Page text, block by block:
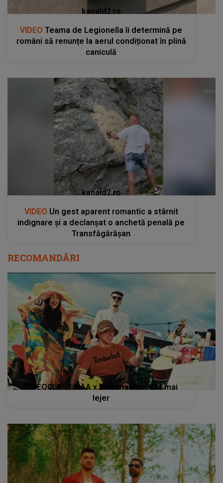
kanald2.ro
VIDEO Teama de Legionella îi determină pe
români să renunțe la aerul condiționat în plină
caniculă
kanald2.ro
VIDEO Un gest aparent romantic a stârnit
indignare și a declanșat o anchetă penală pe
Transfăgărășan
RECOMANDĂRI
VIDEOCLIP: EMAA x Macanache - Cât mai
lejer